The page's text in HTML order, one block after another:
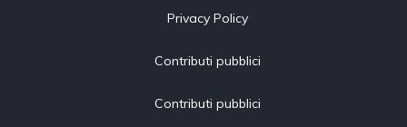
Privacy Policy
Contributi pubblici
Contributi pubblici